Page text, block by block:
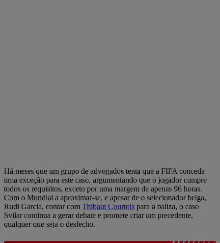
Há meses que um grupo de advogados tenta que a FIFA conceda
uma exceção para este caso, argumentando que o jogador cumpre
todos os requisitos, exceto por uma margem de apenas 96 horas.
Com o Mundial a aproximar-se, e apesar de o selecionador belga,
Rudi Garcia, contar com Thibaut Courtois para a baliza, o caso
Svilar continua a gerar debate e promete criar um precedente,
qualquer que seja o desfecho.